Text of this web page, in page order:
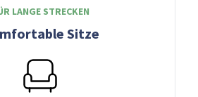
LANGE STRECKEN
Sitze